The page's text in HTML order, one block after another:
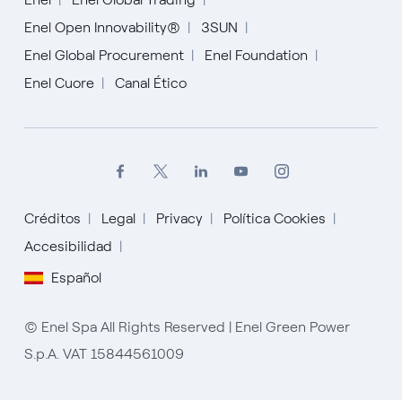
Enel Open Innovability®
3SUN
Enel Global Procurement
Enel Foundation
Enel Cuore
Canal Ético
Créditos Legal Privacy
Política Cookies
Accesibilidad
Español
English
Español
Italiano
Portugués (BR)
© Enel Spa All Rights Reserved | Enel Green Power
S.p.A. VAT 15844561009